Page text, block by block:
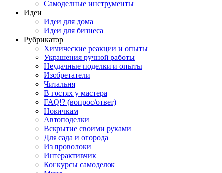
Самоделные инструменты
Идеи
Идеи для дома
Идеи для бизнеса
Рубрикатор
Химические реакции и опыты
Украшения ручной работы
Неудачные поделки и опыты
Изобретатели
Читальня
В гостях у мастера
FAQ!? (вопрос/ответ)
Новичкам
Автоподелки
Вскрытие своими руками
Для сада и огорода
Из проволоки
Интерактивчик
Конкурсы самоделок